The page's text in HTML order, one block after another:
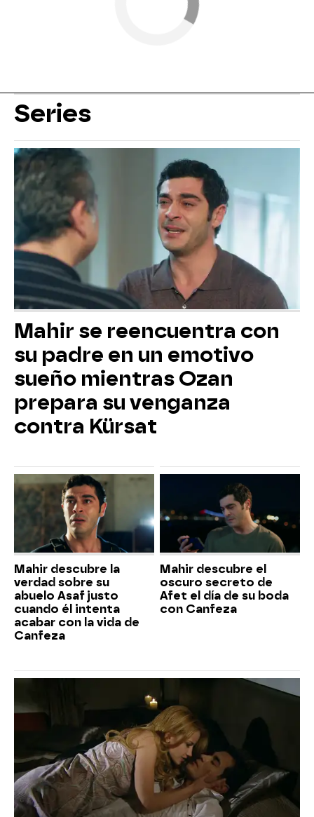
Series
Mahir se reencuentra con
su padre en un emotivo
sueño mientras Ozan
prepara su venganza
contra Kürsat
Mahir descubre la
verdad sobre su
abuelo Asaf justo
cuando él intenta
acabar con la vida de
Canfeza
Mahir descubre el
oscuro secreto de
Afet el día de su boda
con Canfeza